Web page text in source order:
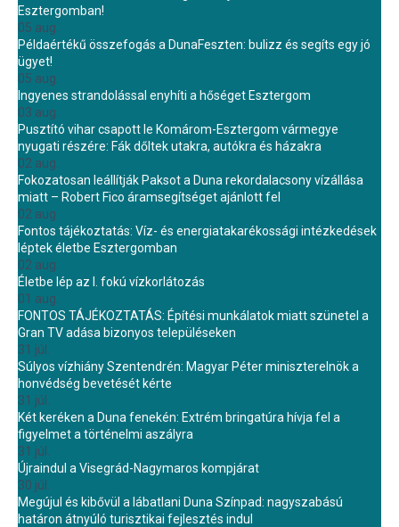
Esztergomban!
05 aug.
Példaértékű összefogás a DunaFeszten: bulizz és segíts egy jó
ügyet!
05 aug.
Ingyenes strandolással enyhíti a hőséget Esztergom
03 aug.
Pusztító vihar csapott le Komárom-Esztergom vármegye
nyugati részére: Fák dőltek utakra, autókra és házakra
02 aug.
Fokozatosan leállítják Paksot a Duna rekordalacsony vízállása
miatt – Robert Fico áramsegítséget ajánlott fel
02 aug.
Fontos tájékoztatás: Víz- és energiatakarékossági intézkedések
léptek életbe Esztergomban
02 aug.
Életbe lép az I. fokú vízkorlátozás
01 aug.
FONTOS TÁJÉKOZTATÁS: Építési munkálatok miatt szünetel a
Gran TV adása bizonyos településeken
31 júl.
Súlyos vízhiány Szentendrén: Magyar Péter miniszterelnök a
honvédség bevetését kérte
31 júl.
Két keréken a Duna fenekén: Extrém bringatúra hívja fel a
figyelmet a történelmi aszályra
31 júl.
Újraindul a Visegrád-Nagymaros kompjárat
30 júl.
Megújul és kibővül a lábatlani Duna Színpad: nagyszabású
határon átnyúló turisztikai fejlesztés indul